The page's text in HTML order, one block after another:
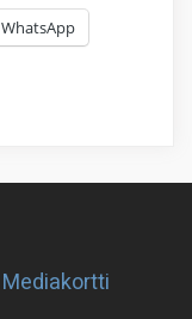
WhatsApp
Mediakortti